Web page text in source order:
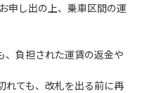
申し出の上、乗車区間の運
負担された運賃の返金や
ても、改札を出る前に再